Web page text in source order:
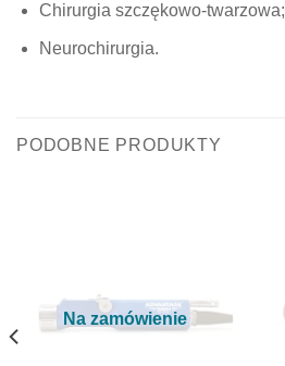
Chirurgia szczękowo-twarzowa;
Neurochirurgia.
PODOBNE PRODUKTY
Na zamówienie